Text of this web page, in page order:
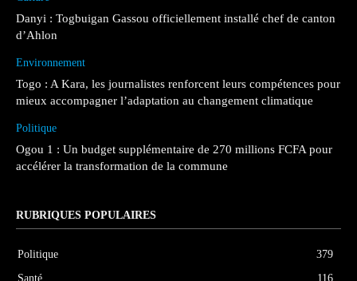
Danyi : Togbuigan Gassou officiellement installé chef de canton
d’Ahlon
Environnement
Togo : A Kara, les journalistes renforcent leurs compétences pour
mieux accompagner l’adaptation au changement climatique
Politique
Ogou 1 : Un budget supplémentaire de 270 millions FCFA pour
accélérer la transformation de la commune
RUBRIQUES POPULAIRES
Politique
379
Santé
116